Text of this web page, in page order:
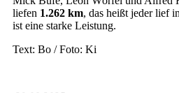
liefen 1.262 km, das heißt jeder lief
ist eine starke Leistung.
Text: Bo / Foto: Ki